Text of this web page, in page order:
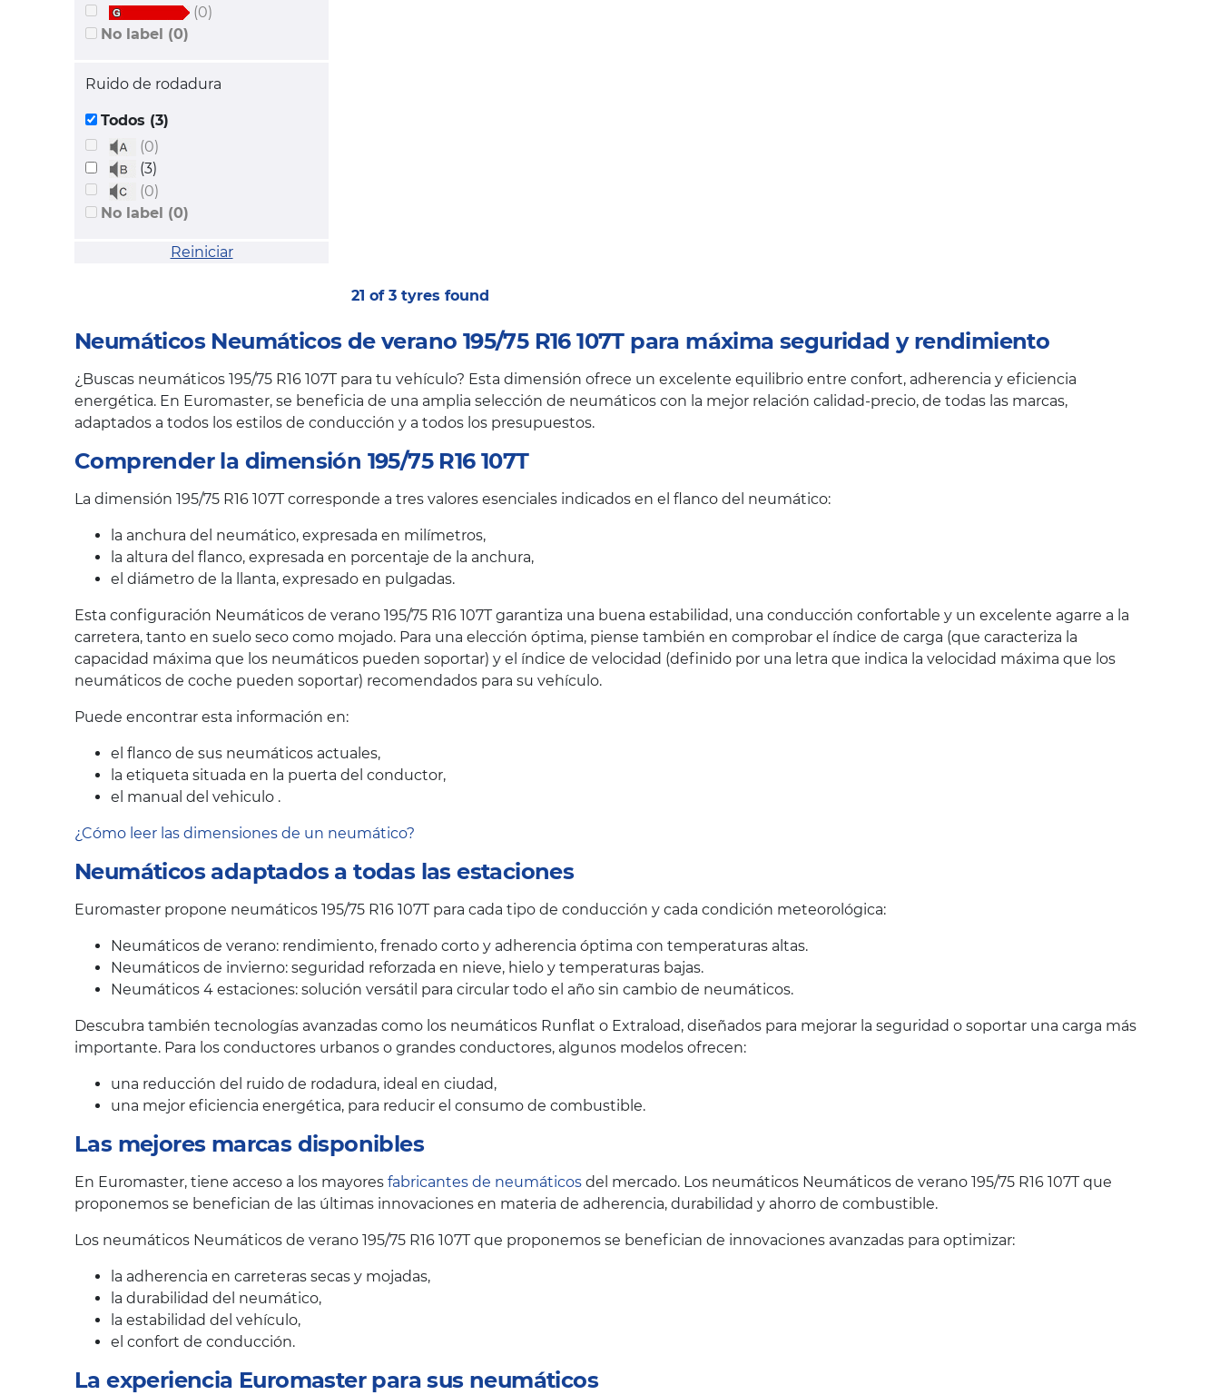
(0)
No label (0)
Ruido de rodadura
Todos (3)
(0)
(3)
(0)
No label (0)
Reiniciar
21 of 3 tyres found
Neumáticos Neumáticos de verano 195/75 R16 107T para máxima seguridad y rendimiento
¿Buscas neumáticos 195/75 R16 107T para tu vehículo? Esta dimensión ofrece un excelente equilibrio entre confort, adherencia y eficiencia
energética. En Euromaster, se beneficia de una amplia selección de neumáticos con la mejor relación calidad-precio, de todas las marcas,
adaptados a todos los estilos de conducción y a todos los presupuestos.
Comprender la dimensión 195/75 R16 107T
La dimensión 195/75 R16 107T corresponde a tres valores esenciales indicados en el flanco del neumático:
la anchura del neumático, expresada en milímetros,
la altura del flanco, expresada en porcentaje de la anchura,
el diámetro de la llanta, expresado en pulgadas.
Esta configuración Neumáticos de verano 195/75 R16 107T garantiza una buena estabilidad, una conducción confortable y un excelente agarre a la
carretera, tanto en suelo seco como mojado. Para una elección óptima, piense también en comprobar el índice de carga (que caracteriza la
capacidad máxima que los neumáticos pueden soportar) y el índice de velocidad (definido por una letra que indica la velocidad máxima que los
neumáticos de coche pueden soportar) recomendados para su vehículo.
Puede encontrar esta información en:
el flanco de sus neumáticos actuales,
la etiqueta situada en la puerta del conductor,
el manual del vehiculo .
¿Cómo leer las dimensiones de un neumático?
Neumáticos adaptados a todas las estaciones
Euromaster propone neumáticos 195/75 R16 107T para cada tipo de conducción y cada condición meteorológica:
Neumáticos de verano: rendimiento, frenado corto y adherencia óptima con temperaturas altas.
Neumáticos de invierno: seguridad reforzada en nieve, hielo y temperaturas bajas.
Neumáticos 4 estaciones: solución versátil para circular todo el año sin cambio de neumáticos.
Descubra también tecnologías avanzadas como los neumáticos Runflat o Extraload, diseñados para mejorar la seguridad o soportar una carga más
importante. Para los conductores urbanos o grandes conductores, algunos modelos ofrecen:
una reducción del ruido de rodadura, ideal en ciudad,
una mejor eficiencia energética, para reducir el consumo de combustible.
Las mejores marcas disponibles
En Euromaster, tiene acceso a los mayores fabricantes de neumáticos del mercado. Los neumáticos Neumáticos de verano 195/75 R16 107T que
proponemos se benefician de las últimas innovaciones en materia de adherencia, durabilidad y ahorro de combustible.
Los neumáticos Neumáticos de verano 195/75 R16 107T que proponemos se benefician de innovaciones avanzadas para optimizar:
la adherencia en carreteras secas y mojadas,
la durabilidad del neumático,
la estabilidad del vehículo,
el confort de conducción.
La experiencia Euromaster para sus neumáticos